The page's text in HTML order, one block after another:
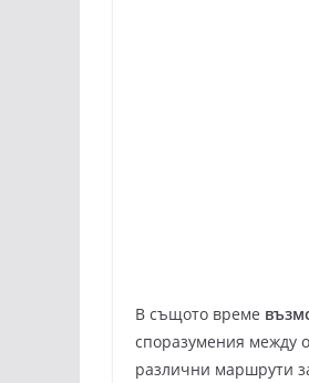
В същото време
споразумения между
различни маршрути